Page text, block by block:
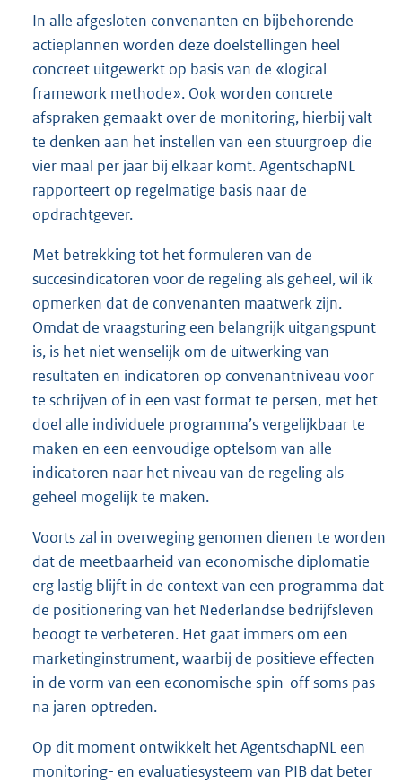
In alle afgesloten convenanten en bijbehorende
actieplannen worden deze doelstellingen heel
concreet uitgewerkt op basis van de «logical
framework methode». Ook worden concrete
afspraken gemaakt over de monitoring, hierbij valt
te denken aan het instellen van een stuurgroep die
vier maal per jaar bij elkaar komt. AgentschapNL
rapporteert op regelmatige basis naar de
opdrachtgever.
Met betrekking tot het formuleren van de
succesindicatoren voor de regeling als geheel, wil ik
opmerken dat de convenanten maatwerk zijn.
Omdat de vraagsturing een belangrijk uitgangspunt
is, is het niet wenselijk om de uitwerking van
resultaten en indicatoren op convenantniveau voor
te schrijven of in een vast format te persen, met het
doel alle individuele programma’s vergelijkbaar te
maken en een eenvoudige optelsom van alle
indicatoren naar het niveau van de regeling als
geheel mogelijk te maken.
Voorts zal in overweging genomen dienen te worden
dat de meetbaarheid van economische diplomatie
erg lastig blijft in de context van een programma dat
de positionering van het Nederlandse bedrijfsleven
beoogt te verbeteren. Het gaat immers om een
marketinginstrument, waarbij de positieve effecten
in de vorm van een economische spin-off soms pas
na jaren optreden.
Op dit moment ontwikkelt het AgentschapNL een
monitoring- en evaluatiesysteem van PIB dat beter